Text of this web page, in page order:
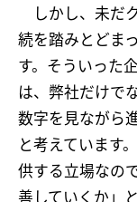
しかし、未だ
続を踏みとどま
す。そういった
は、弊社だけで
数字を見ながら
と考えています
供する立場なの
善していくか」